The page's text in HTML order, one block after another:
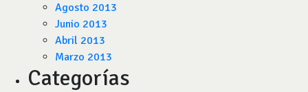
Agosto 2013
Junio 2013
Abril 2013
Marzo 2013
Categorías